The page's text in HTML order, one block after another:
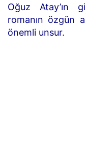
Oğuz Atay’ın
romanın özgün
önemli unsur.